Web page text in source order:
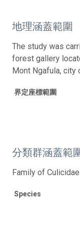
地理涵蓋範圍
The study was
forest gallery
Mont Ngafula, city
界定座標範圍
分類群涵蓋範
Family of Culicidae
Species